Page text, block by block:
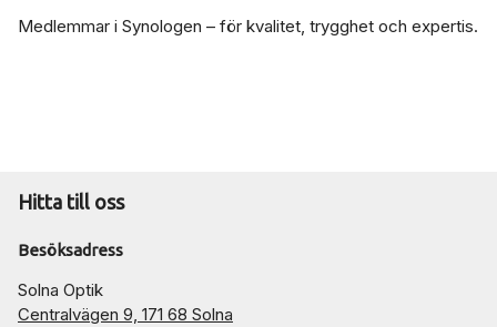
Medlemmar i Synologen – för kvalitet, trygghet och expertis.
Hitta till oss
Besöksadress
Solna Optik
Centralvägen 9, 171 68 Solna